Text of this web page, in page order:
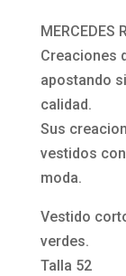
estampado
tonos
verdes
2640
de
Mercedes
Roldán
MERCEDES
Creaciones
apostando
calidad.
Sus
vestidos
moda.
Vestido
verdes.
Talla 52